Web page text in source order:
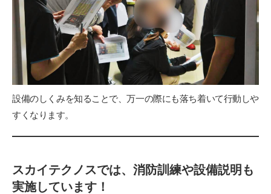
設備のしくみを知ることで、万一の際にも落ち着いて行動しや
すくなります。
スカイテクノスでは、消防訓練や設備説明も
実施しています！